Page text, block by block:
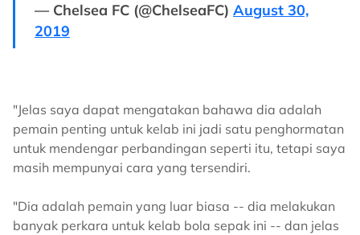
— Chelsea FC (@ChelseaFC) August 30,
2019
"Jelas saya dapat mengatakan bahawa dia adalah
pemain penting untuk kelab ini jadi satu penghormatan
untuk mendengar perbandingan seperti itu, tetapi saya
masih mempunyai cara yang tersendiri.
"Dia adalah pemain yang luar biasa -- dia melakukan
banyak perkara untuk kelab bola sepak ini -- dan jelas